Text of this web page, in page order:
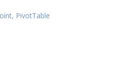
PivotTable